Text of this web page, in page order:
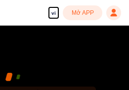
vi Mở APP